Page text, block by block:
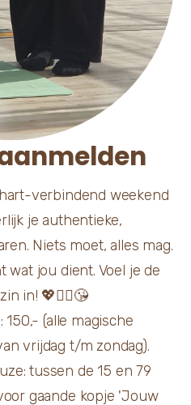
verbindend weekend
je authentieke,
Niets moet, alles mag.
jou dient. Voel je de
in! 💖👯‍♀️😘
(alle magische
vrijdag t/m zondag).
tussen de 15 en 79
gaande kopje 'Jouw